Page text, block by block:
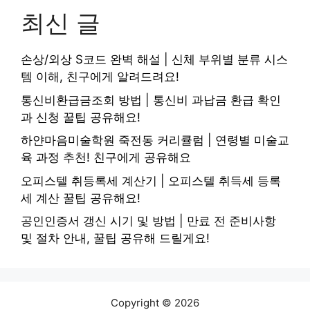
최신 글
손상/외상 S코드 완벽 해설 | 신체 부위별 분류 시스
템 이해, 친구에게 알려드려요!
통신비환급금조회 방법 | 통신비 과납금 환급 확인
과 신청 꿀팁 공유해요!
하얀마음미술학원 죽전동 커리큘럼 | 연령별 미술교
육 과정 추천! 친구에게 공유해요
오피스텔 취등록세 계산기 | 오피스텔 취득세 등록
세 계산 꿀팁 공유해요!
공인인증서 갱신 시기 및 방법 | 만료 전 준비사항
및 절차 안내, 꿀팁 공유해 드릴게요!
Copyright © 2026